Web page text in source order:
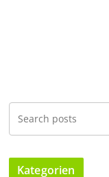
Kategorien